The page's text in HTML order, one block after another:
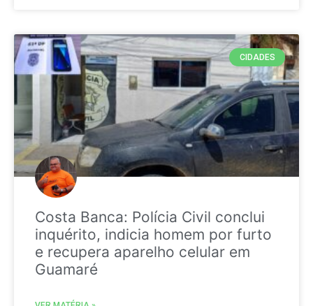
CIDADES
Costa Banca: Polícia Civil conclui
inquérito, indicia homem por furto
e recupera aparelho celular em
Guamaré